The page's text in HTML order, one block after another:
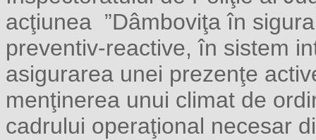
acţiunea ”Dâmboviţa în
preventiv-reactive, în sistem
asigurarea unei prezenţe
menţinerea unui climat de
cadrului operaţional necesar